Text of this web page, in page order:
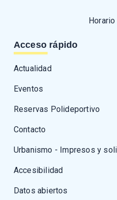
Horario
Acceso rápido
Actualidad
Eventos
Reservas Polideportivo
Contacto
Urbanismo - Impresos y
Accesibilidad
Datos abiertos